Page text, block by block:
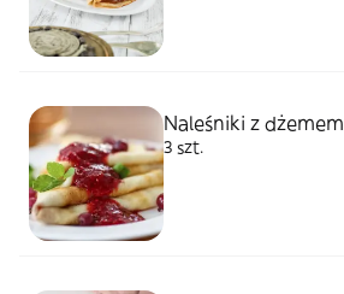
Naleśniki z dżemem
3 szt.